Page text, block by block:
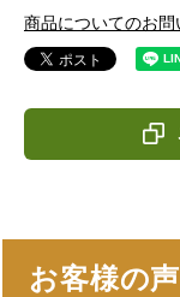
商品についてのお問
お客様の声